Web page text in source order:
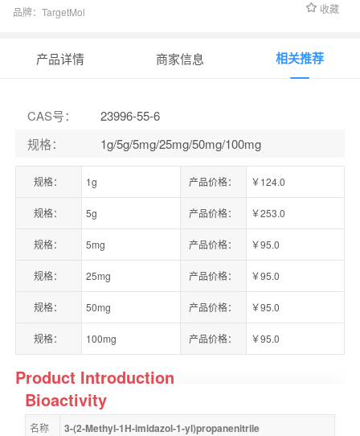
品牌： TargetMol 收藏
产品详情 商家信息 相关推荐
CAS号：
23996-55-6
规格： 1g/5g/5mg/25mg/50mg/100mg
规格： 1g 产品价格： ￥124.0
规格： 5g 产品价格： ￥253.0
规格： 5mg 产品价格： ￥95.0
规格： 25mg 产品价格： ￥95.0
规格： 50mg 产品价格： ￥95.0
规格： 100mg 产品价格： ￥95.0
Product Introduction
Bioactivity
名称 3-(2-Methyl-1H-imidazol-1-yl)propanenitrile